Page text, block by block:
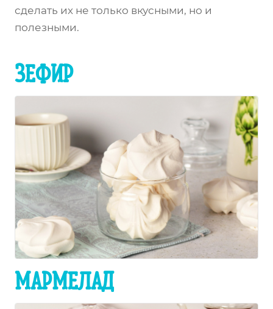
сделать их не только вкусными, но и
полезными.
ЗЕФИР
МАРМЕЛАД